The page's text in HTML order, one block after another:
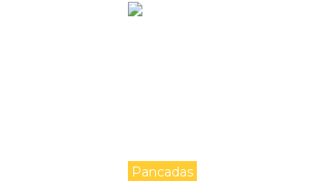
Pancadas